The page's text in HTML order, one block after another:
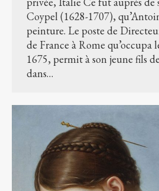
Coypel (1628-1707),
peinture. Le poste de
de France à Rome qu’occupa
1675, permit à son jeune fils
dans…